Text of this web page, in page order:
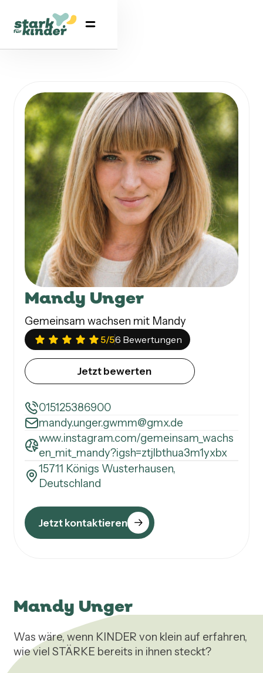
Mandy Unger
Gemeinsam wachsen mit Mandy
5/56 Bewertungen
Jetzt bewerten
015125386900
mandy.unger.gwmm@gmx.de
www.instagram.com/gemeinsam_wachs
en_mit_mandy?igsh=ztjlbthua3m1yxbx
15711 Königs Wusterhausen,
Deutschland
Jetzt kontaktieren
Mandy Unger
Was wäre, wenn KINDER von klein auf erfahren,
wie viel STÄRKE bereits in ihnen steckt?